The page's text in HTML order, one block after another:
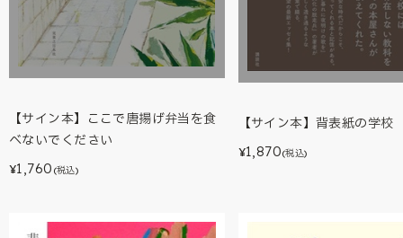
【サイン本】ここで唐揚げ弁当を食
べないでください
¥1,760 (税込)
【サイン本】背表紙の学校
¥1,870(税込)